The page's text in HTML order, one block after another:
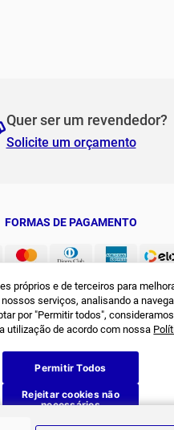
próprios e de terceiros para
serviços, analisando a
por "Permitir todos",
utilização de acordo com nossa
Permitir Todos
Rejeitar cookies não
necessários
Quer ser um revendedor?
Solicite um orçamento
FORMAS DE PAGAMENTO